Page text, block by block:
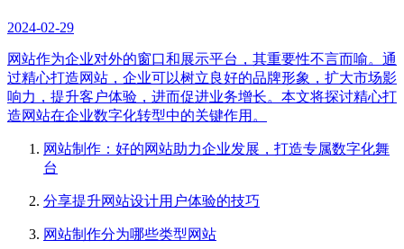
2024-02-29
网站作为企业对外的窗口和展示平台，其重要性不言而喻。通
过精心打造网站，企业可以树立良好的品牌形象，扩大市场影
响力，提升客户体验，进而促进业务增长。本文将探讨精心打
造网站在企业数字化转型中的关键作用。
网站制作：好的网站助力企业发展，打造专属数字化舞
台
分享提升网站设计用户体验的技巧
网站制作分为哪些类型网站